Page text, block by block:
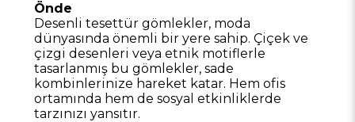
Önde
Desenli tesettür gömlekler, moda
dünyasında önemli bir yere sahip. Çiçek ve
çizgi desenleri veya etnik motiflerle
tasarlanmış bu gömlekler, sade
kombinlerinize hareket katar. Hem ofis
ortamında hem de sosyal etkinliklerde
tarzınızı yansıtır.